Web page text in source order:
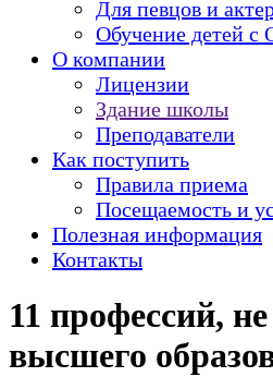
Для певцов и
Обучение детей с
О компании
Лицензии
Здание школы
Преподаватели
Как поступить
Правила приема
Посещаемость и
Полезная информация
Контакты
11 профессий,
высшего